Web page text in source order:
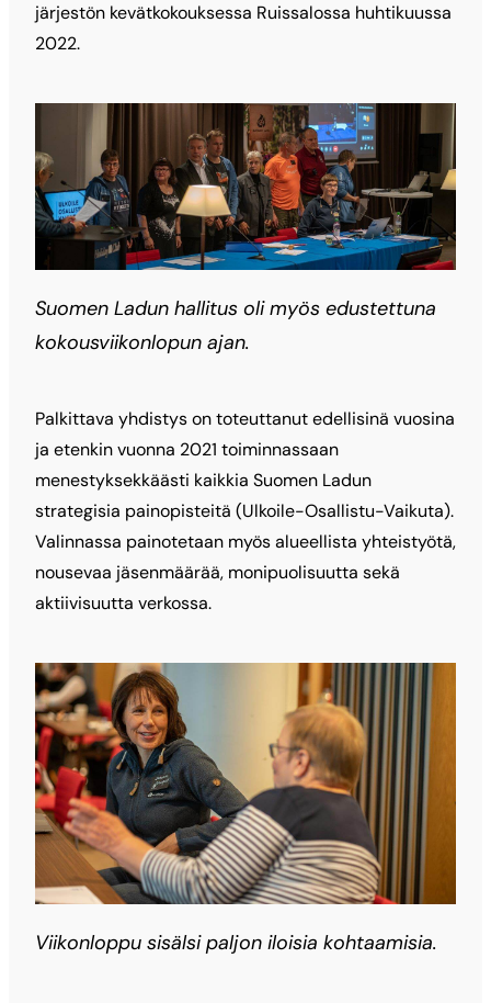
järjestön kevätkokouksessa Ruissalossa huhtikuussa
2022.
Suomen Ladun hallitus oli myös edustettuna
kokousviikonlopun ajan.
Palkittava yhdistys on toteuttanut edellisinä vuosina
ja etenkin vuonna 2021 toiminnassaan
menestyksekkäästi kaikkia Suomen Ladun
strategisia painopisteitä (Ulkoile-Osallistu-Vaikuta).
Valinnassa painotetaan myös alueellista yhteistyötä,
nousevaa jäsenmäärää, monipuolisuutta sekä
aktiivisuutta verkossa.
Viikonloppu sisälsi paljon iloisia kohtaamisia.